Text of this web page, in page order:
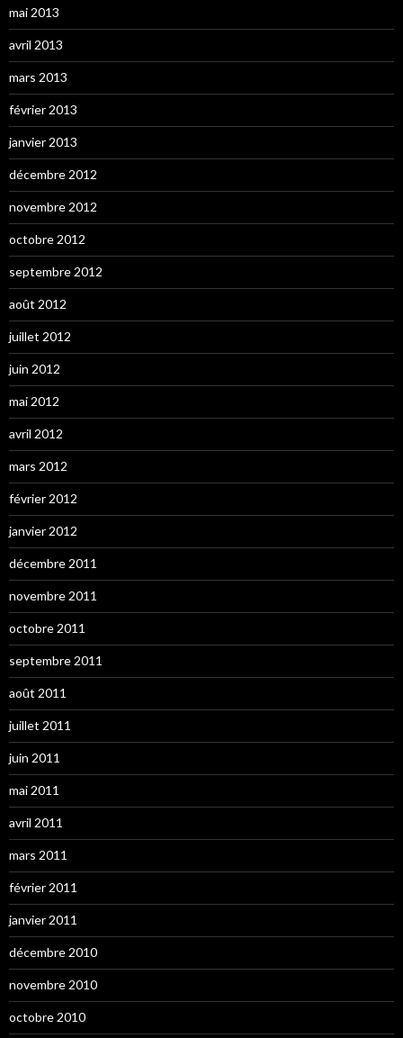
mai 2013
avril 2013
mars 2013
février 2013
janvier 2013
décembre 2012
novembre 2012
octobre 2012
septembre 2012
août 2012
juillet 2012
juin 2012
mai 2012
avril 2012
mars 2012
février 2012
janvier 2012
décembre 2011
novembre 2011
octobre 2011
septembre 2011
août 2011
juillet 2011
juin 2011
mai 2011
avril 2011
mars 2011
février 2011
janvier 2011
décembre 2010
novembre 2010
octobre 2010